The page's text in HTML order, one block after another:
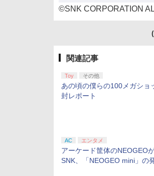
©SNK CORPORATION
関連記事
Toy その他
あの頃の僕らの100メガショ
封レポート
AC エンタメ
アーケード筐体のNEOGEO
SNK、「NEOGEO mini」の